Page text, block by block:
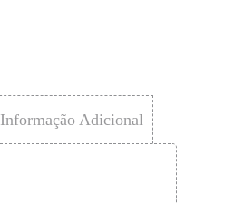
Informação Adicional